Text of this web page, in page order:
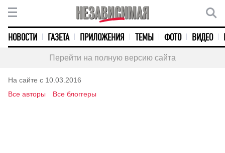
НОВОСТИ ГАЗЕТА ПРИЛОЖЕНИЯ ТЕМЫ ФОТО ВИДЕО
Перейти на полную версию сайта
На сайте с 10.03.2016
Все авторы
Все блоггеры